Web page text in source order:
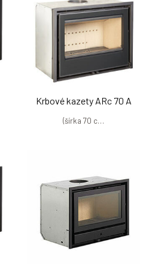
Krbové kazety ARc 70 A
(šírka 70 c…